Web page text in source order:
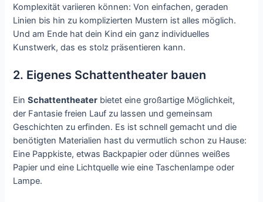
Komplexität variieren können: Von einfachen, geraden
Linien bis hin zu komplizierten Mustern ist alles möglich.
Und am Ende hat dein Kind ein ganz individuelles
Kunstwerk, das es stolz präsentieren kann.
2. Eigenes Schattentheater bauen
EinSchattentheater bietet eine großartige Möglichkeit,
der Fantasie freien Lauf zu lassen und gemeinsam
Geschichten zu erfinden. Es ist schnell gemacht und die
benötigten Materialien hast du vermutlich schon zu Hause:
Eine Pappkiste, etwas Backpapier oder dünnes weißes
Papier und eine Lichtquelle wie eine Taschenlampe oder
Lampe.